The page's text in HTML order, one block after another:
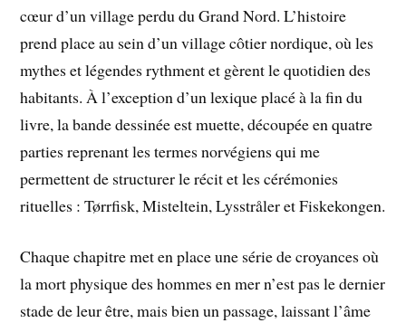
cœur d’un village perdu du Grand Nord. L’histoire
prend place au sein d’un village côtier nordique, où les
mythes et légendes rythment et gèrent le quotidien des
habitants. À l’exception d’un lexique placé à la fin du
livre, la bande dessinée est muette, découpée en quatre
parties reprenant les termes norvégiens qui me
permettent de structurer le récit et les cérémonies
rituelles : Tørrfisk, Misteltein, Lysstråler et Fiskekongen.
Chaque chapitre met en place une série de croyances où
la mort physique des hommes en mer n’est pas le dernier
stade de leur être, mais bien un passage, laissant l’âme